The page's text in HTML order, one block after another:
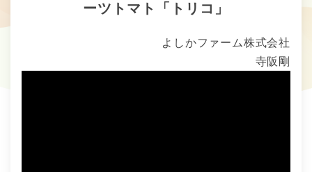
ーツトマト「トリコ」
よしかファーム株式会社
寺阪剛